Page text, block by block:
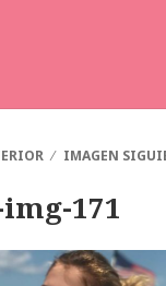
IMAGEN
171